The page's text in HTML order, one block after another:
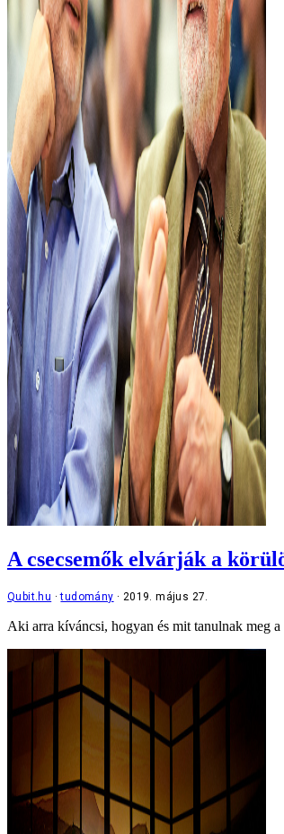
A csecsemők elvárják a
Qubit.hu tudomány 2019. május 27.
Aki arra kíváncsi, hogyan és mit tanulnak meg